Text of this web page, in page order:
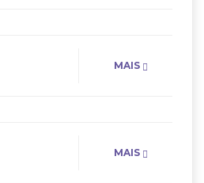
MAIS
MAIS